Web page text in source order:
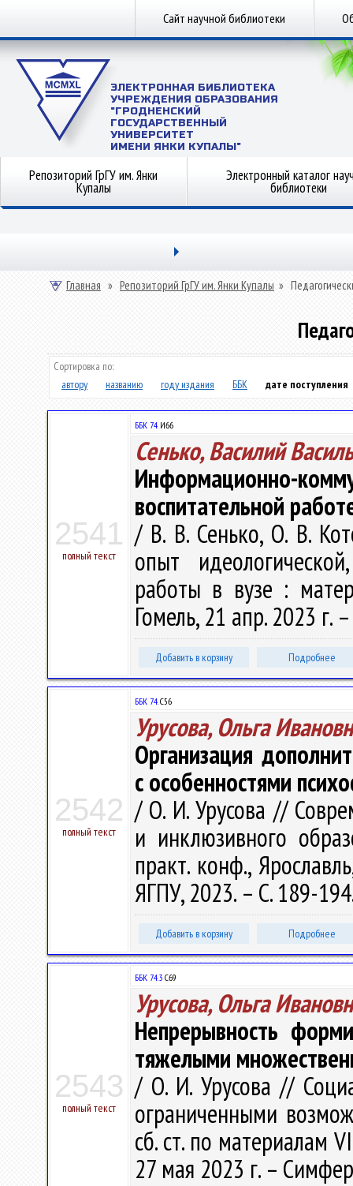
Сайт научной библиотеки
ЭЛЕКТРОННАЯ БИБЛИОТЕКА
УЧРЕЖДЕНИЯ ОБРАЗОВАНИЯ
"ГРОДНЕНСКИЙ
ГОСУДАРСТВЕННЫЙ
УНИВЕРСИТЕТ
ИМЕНИ ЯНКИ КУПАЛЫ"
Репозиторий ГрГУ им. Янки
Купалы
Электронный каталог
библиотеки
Главная » Репозиторий ГрГУ им. Янки Купалы »
Сортировка по:
автору
названию году издания ББК дате поступления
2541
полный текст
ББК 74.И66
Сенько, Василий
Информационно-
воспитательной
/ В. В. Сенько, О. В.
опыт
работы в вузе :
Гомель, 21 апр. 2023 г.
Добавить в корзину Подробнее
2542
полный текст
ББК 74.С56
Урусова, Ольга
Организация
с особенностями
/ О. И. Урусова //
и инклюзивного
практ. конф.,
ЯГПУ, 2023. – С. 189-
Добавить в корзину Подробнее
2543
полный текст
ББК 74.3 С69
Урусова, Ольга
Непрерывность
тяжелыми
/ О. И. Урусова //
ограниченными
сб. ст. по материалам
27 мая 2023 г. –